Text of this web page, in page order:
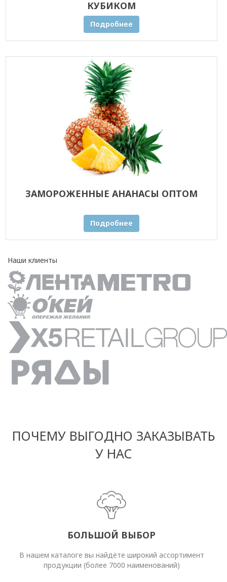
КУБИКОМ
Подробнее
ЗАМОРОЖЕННЫЕ АНАНАСЫ ОПТОМ
Подробнее
Наши клиенты
ПОЧЕМУ ВЫГОДНО ЗАКАЗЫВАТЬ
У НАС
БОЛЬШОЙ ВЫБОР
В нашем каталоге вы найдёте широкий ассортимент
продукции (более 7000 наименований)